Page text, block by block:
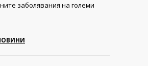
заболявания на големи